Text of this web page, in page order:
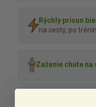
Rýchly prísun
na cesty, po
Zaženie chute na